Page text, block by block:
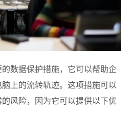
数据保护措施，它可以帮助企
上的流转轨迹。这项措施可以
风险，因为它可以提供以下优